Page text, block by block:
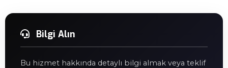
Bilgi Alın
Bu hizmet hakkında detaylı bilgi almak veya teklif